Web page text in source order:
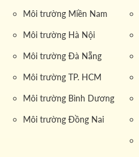
Môi trường Miền Nam
Môi trường Hà Nội
Môi trường Đà Nẵng
Môi trường TP. HCM
Môi trường Bình Dương
Môi trường Đồng Nai